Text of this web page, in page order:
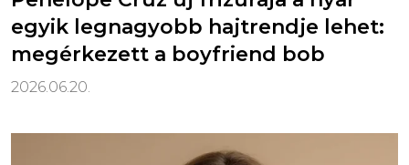
egyik legnagyobb hajtrendje lehet:
megérkezett a boyfriend bob
2026.06.20.